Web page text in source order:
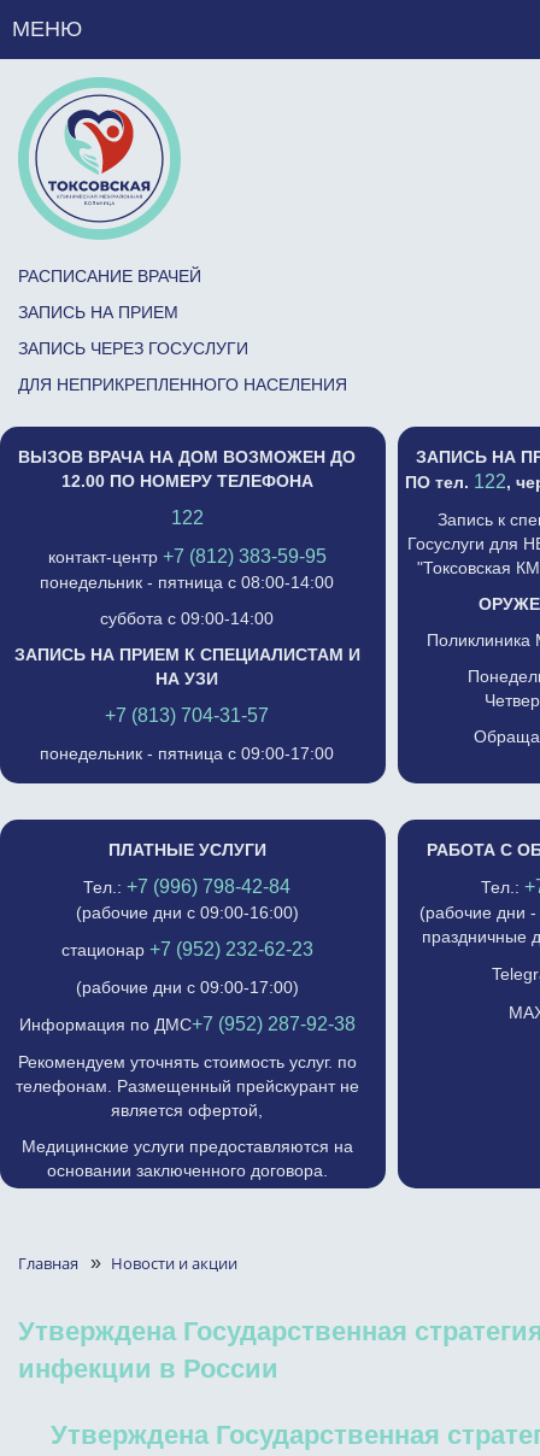
МЕНЮ
РАСПИСАНИЕ ВРАЧЕЙ
ЗАПИСЬ НА ПРИЕМ
ЗАПИСЬ ЧЕРЕЗ ГОСУСЛУГИ
ДЛЯ НЕПРИКРЕПЛЕННОГО НАСЕЛЕНИЯ
ВЫЗОВ ВРАЧА НА ДОМ ВОЗМОЖЕН ДО
12.00 ПО НОМЕРУ ТЕЛЕФОНА
122
контакт-центр +7 (812) 383-59-95
понедельник - пятница с 08:00-14:00
суббота с 09:00-14:00
ЗАПИСЬ НА ПРИЕМ К СПЕЦИАЛИСТАМ И
НА УЗИ
+7 (813) 704-31-57
понедельник - пятница с 09:00-17:00
ЗАПИСЬ НА
ПО тел. 122,
Запись к
Госуслуги для
"Токсовская
Поликлиника
ПЛАТНЫЕ УСЛУГИ
Тел.: +7 (996) 798-42-84
(рабочие дни с 09:00-16:00)
стационар +7 (952) 232-62-23
(рабочие дни с 09:00-17:00)
Информация по ДМС+7 (952) 287-92-38
Рекомендуем уточнять стоимость услуг. по
телефонам. Размещенный прейскурант не
является офертой,
Медицинские услуги предоставляются на
основании заключенного договора.
РАБОТА С
Тел.:
(рабочие дни
праздничные
Главная » Новости и акции
Утверждена Государственная
инфекции в России
Утверждена Государственная